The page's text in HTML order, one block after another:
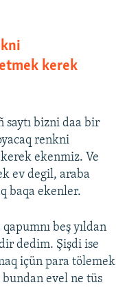
kerek
bizni daa bir
renkni
ekenmiz. Ve
ev degil, araba
baqa ekenler.
beş yıldan
dedim. Şişdi ise
içün para tölemek
bundan evel ne tüs